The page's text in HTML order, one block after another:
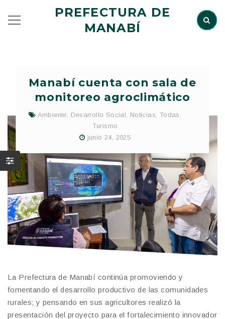
PREFECTURA DE
MANABÍ
Manabí cuenta con sala de
monitoreo agroclimático
Ambiente, Desarrollo Social, Noticias, Todas ,
Turismo
junio 24, 2025
La Prefectura de Manabí continúa promoviendo y
fomentando el desarrollo productivo de las comunidades
rurales; y pensando en sus agricultores realizó la
presentación del proyecto para el fortalecimiento innovador